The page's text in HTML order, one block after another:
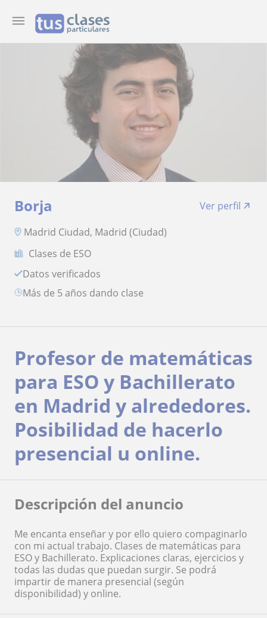
Borja
Ver perfil
Madrid Ciudad, Madrid (Ciudad)
Clases de ESO
Datos verificados
más de 5 años dando clase
Profesor de matemáticas
para ESO y Bachillerato
en Madrid y alrededores.
Posibilidad de hacerlo
presencial u online.
Descripción del anuncio
Me encanta enseñar y por ello quiero compaginarlo
con mi actual trabajo. Clases de matemáticas para
ESO y Bachillerato. Explicaciones claras, ejercicios y
todas las dudas que puedan surgir. Se podrá
impartir de manera presencial (según
disponibilidad) y online.